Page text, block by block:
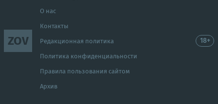
ZOV
О нас
Контакты
Редакционная политика
Политика конфиденциальности
Правила пользования сайтом
Архив
18+